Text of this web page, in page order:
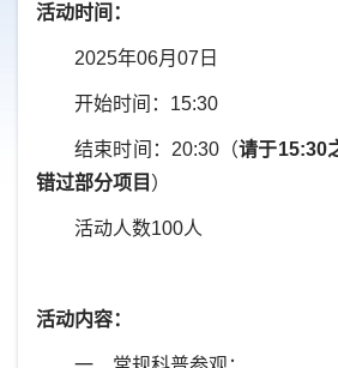
活动时间：
2025年06月07日
开始时间：15:30
结束时间：20:30（请于15:30
错过部分项目 ）
活动人数100人
活动内容：